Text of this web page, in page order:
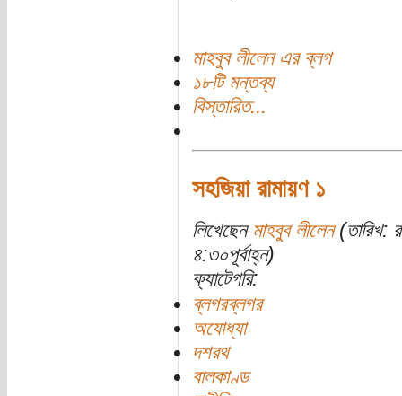
মাহবুব লীলেন এর ব্লগ
১৮টি মন্তব্য
বিস্তারিত...
সহজিয়া রামায়ণ ১
লিখেছেন মাহবুব লীলেন(তারিখ:
৪:৩০পূর্বাহ্ন)
ক্যাটেগরি:
ব্লগরব্লগর
অযোধ্যা
দশরথ
বালকাণ্ড